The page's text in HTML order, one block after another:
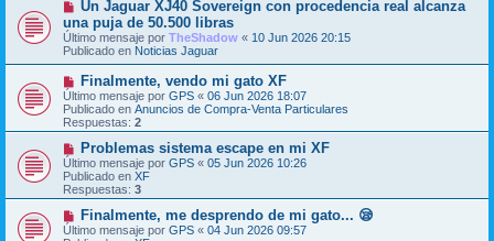
e
n
s
a
e
N
e
v
o
m
n
s
a
j
Un Jaguar XJ40 Sovereign con procedencia real alcanza
una puja de 50.500 libras
Último mensaje por TheShadow « 10 Jun 2026 20:15
Publicado en Noticias Jaguar
N
u
e
v
o
m
e
n
s
a
e
Finalmente, vendo mi gato XF
Último mensaje por GPS « 06 Jun 2026 18:07
Publicado en Anuncios de Compra-Venta Particulares
Respuestas: 2
N
u
e
v
o
m
e
n
Problemas sistema escape en mi XF
Último mensaje por GPS « 05 Jun 2026 10:26
Publicado en XF
Respuestas: 3
N
u
e
Finalmente, me desprendo de mi gato... 😪
Último mensaje por GPS « 04 Jun 2026 09:57